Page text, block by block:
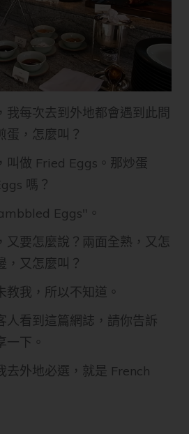
我每次去到外地都會遇到此問
蛋，怎麼叫？
叫做 Fried Eggs。那炒蛋
嗎？
Eggs"。
又要怎麼說？兩面全熟，又怎
，又怎麼叫？
我，所以不知道。
人看到這篇網誌，請你告訴
下。
去外地必選，就是 French